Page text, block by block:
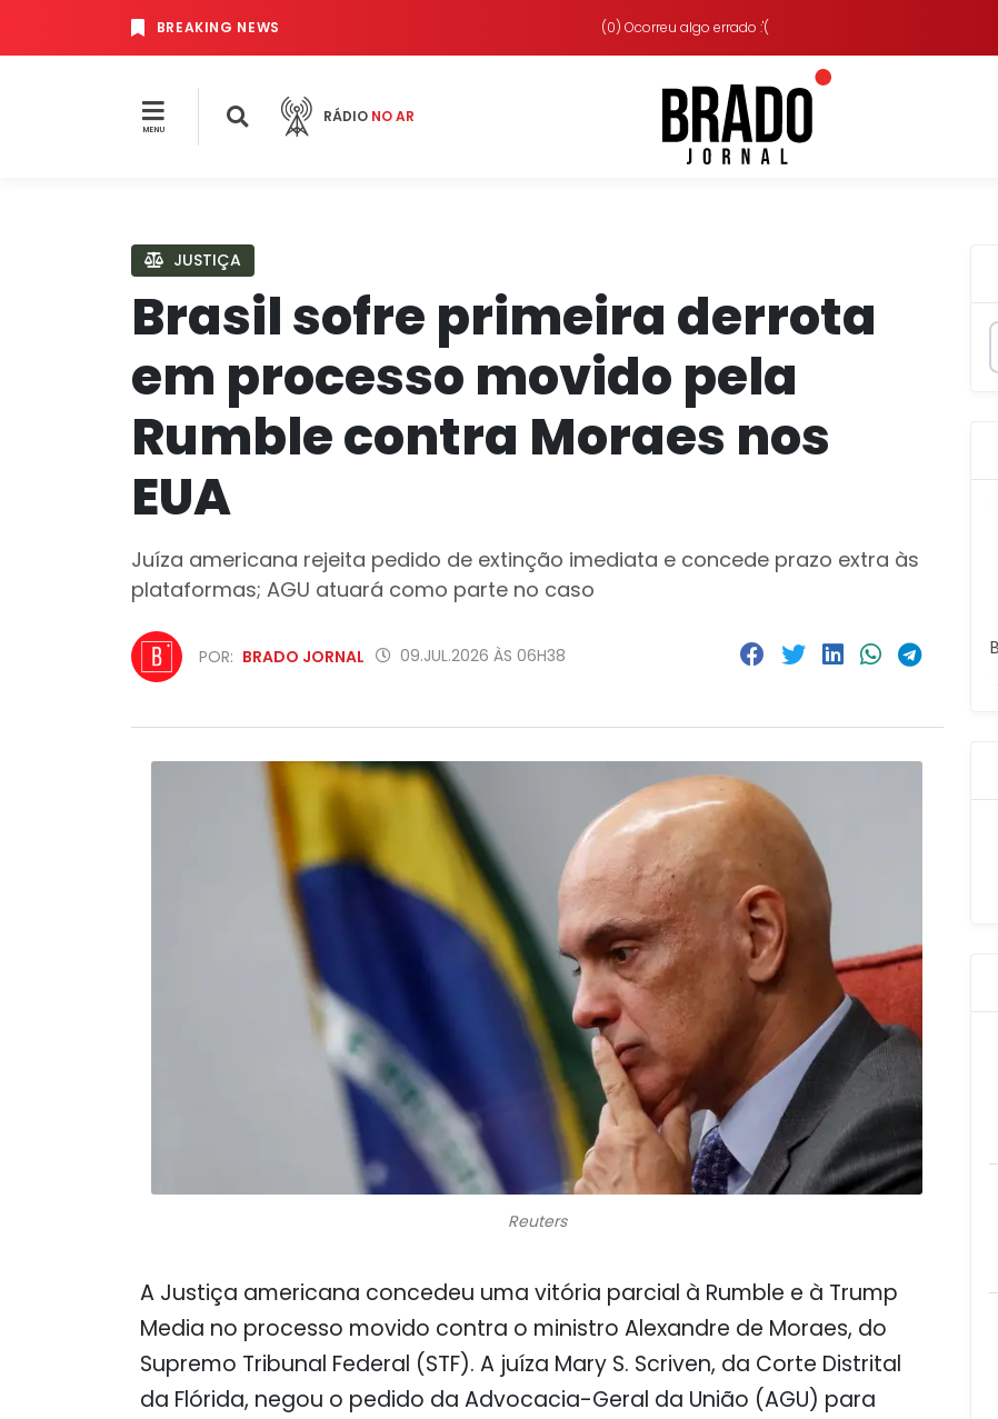
BREAKING NEWS (0) Ocorreu algo errado :'(
MENU
RÁDIO NO AR
JUSTIÇA
Brasil sofre primeira derrota
em processo movido pela
Rumble contra Moraes nos
EUA
Juíza americana rejeita pedido de extinção imediata e concede prazo extra às
plataformas; AGU atuará como parte no caso
POR: BRADO JORNAL 09.JUL.2026 ÀS 06H38
Reuters
A Justiça americana concedeu uma vitória parcial à Rumble e à Trump
Media no processo movido contra o ministro Alexandre de Moraes, do
Supremo Tribunal Federal (STF). A juíza Mary S. Scriven, da Corte Distrital
da Flórida, negou o pedido da Advocacia-Geral da União (AGU) para